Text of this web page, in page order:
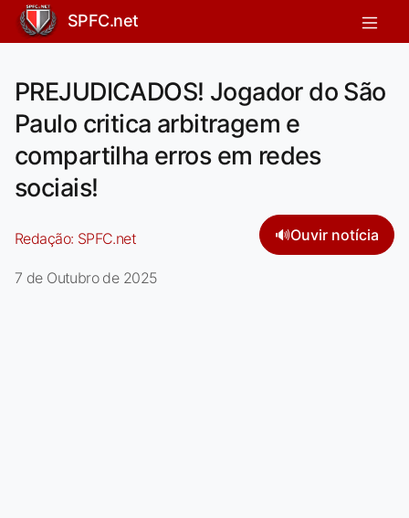
SPFC.net
PREJUDICADOS! Jogador do São
Paulo critica arbitragem e
compartilha erros em redes
sociais!
Redação: SPFC.net 🔊Ouvir notícia
7 de Outubro de 2025